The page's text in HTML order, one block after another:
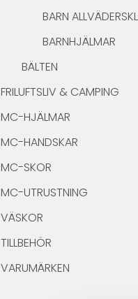
BARN
BARNHJÄLMAR
BÄLTEN
FRILUFTSLIV & CAMPING
MC-HJÄLMAR
MC-HANDSKAR
MC-SKOR
MC-UTRUSTNING
VÄSKOR
TILLBEHÖR
VARUMÄRKEN